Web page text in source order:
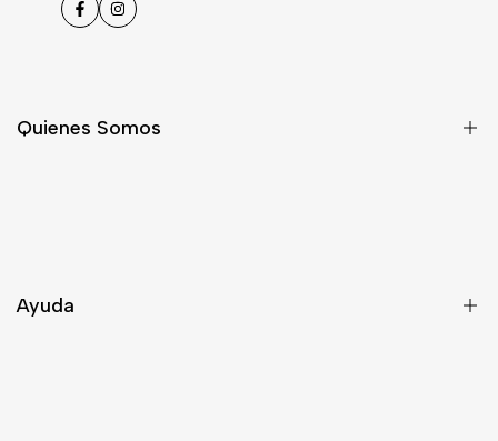
FacebookInstagram
Quienes Somos
Ayuda